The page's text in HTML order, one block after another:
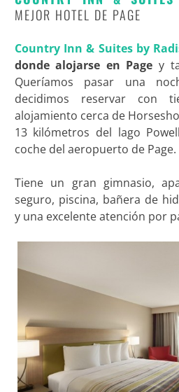
MEJOR HOTEL DE PAGE
Country Inn & Suites by
donde alojarse en Page y
Queríamos pasar una
decidimos reservar con
alojamiento cerca de
13 kilómetros del lago
coche del aeropuerto de Page.
Tiene un gran gimnasio,
seguro, piscina, bañera de
y una excelente atención por